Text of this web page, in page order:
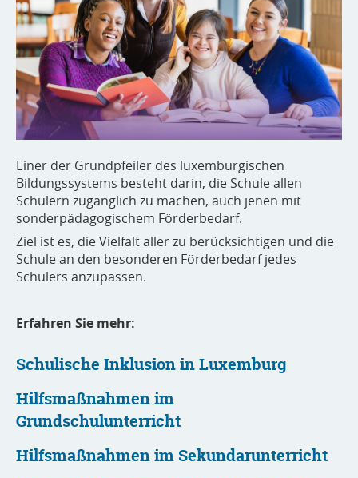
Einer der Grundpfeiler des luxemburgischen
Bildungssystems besteht darin, die Schule allen
Schülern zugänglich zu machen, auch jenen mit
sonderpädagogischem Förderbedarf.
Ziel ist es, die Vielfalt aller zu berücksichtigen und die
Schule an den besonderen Förderbedarf jedes
Schülers anzupassen.
Erfahren Sie mehr:
Schulische Inklusion in Luxemburg
Hilfsmaßnahmen im
Grundschulunterricht
Hilfsmaßnahmen im Sekundarunterricht